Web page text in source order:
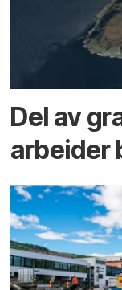
Del av
arbeider